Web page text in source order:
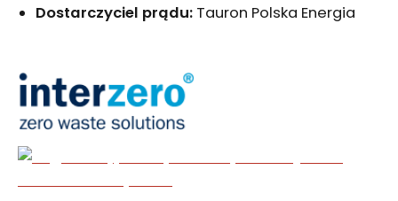
Dostarczyciel prądu: Tauron Polska Energia